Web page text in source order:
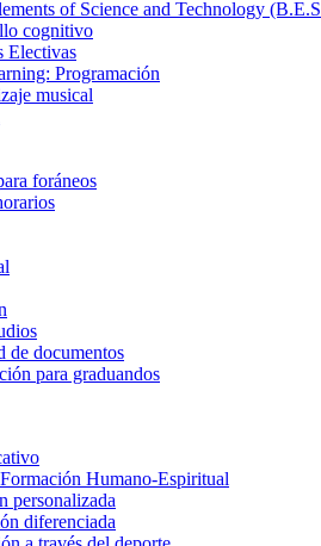
of Science and Technology
cognitivo
Electivas
Programación
musical
foráneos
de documentos
para graduandos
Humano-Espiritual
personalizada
diferenciada